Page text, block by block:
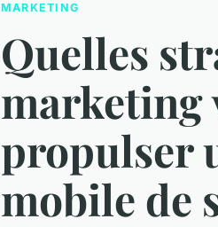
MARKETING
Quelles
marketing
propulser
mobile de